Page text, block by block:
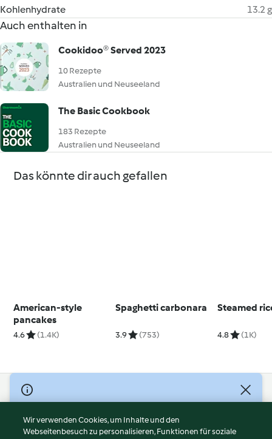
Kohlenhydrate
13.2 g
Auch enthalten in
Cookidoo® Served 2023
10 Rezepte
Australien und Neuseeland
The Basic Cookbook
183 Rezepte
Australien und Neuseeland
Das könnte dir auch gefallen
American-style
pancakes
4.6 (1.4K)
Spaghetti carbonara
3.9 (753)
Steamed
4.8 (1K)
© Copyright 2026
Nutzungsbedingungen
Datenschutzrichtlinien
Wir verwenden Cookies, um Inhalte und den
Webseitenbesuch zu personalisieren, Funktionen für soziale